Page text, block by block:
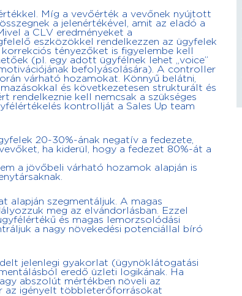
Míg a vevőérték a vevőnek nyújtott
a jelenértékével, amit az eladó a
a CLV eredményeket a
eszközökkel rendelkezzen az ügyfelek
tényezőket is figyelembe kell
(pl. egy adott ügyfélnek lehet „voice”
befolyásolására). A controller
várható hozamokat. Könnyű belátni,
és következetesen strukturált és
kell nemcsak a szükséges
kontrollját a Sales Up team
20-30%-ának negatív a fedezete,
ha kiderül, hogy a fedezet 80%-át a
a jövőbeli várható hozamok alapján is
alapján szegmentáljuk. A magas
meg az elvándorlásban. Ezzel
és magas lemorzsolódási
a nagy növekedési potenciállal bíró
jelenlegi gyakorlat (ügynöklátogatási
eredő üzleti logikának. Ha
abszolút mértékben növeli az
az igényelt többleterőforrásokat